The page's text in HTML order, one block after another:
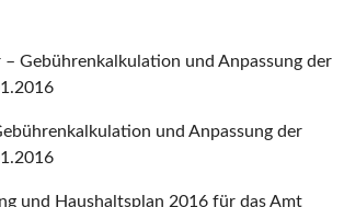
– Gebührenkalkulation und Anpassung der
und Anpassung der
und Haushaltsplan 2016 für das Amt